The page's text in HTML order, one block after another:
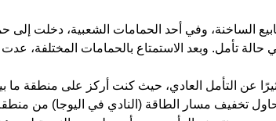
الساخنة، وفي أحد الحمامات الشعبية، دخلت
عن التأمل العادي، حيث كنت أركز على منطقة ما
تخفيف مسار الطاقة (النادي في اليوجا) من